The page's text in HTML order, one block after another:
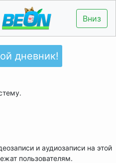
Вниз
дневник!
и аудиозаписи на этой
пользователям.